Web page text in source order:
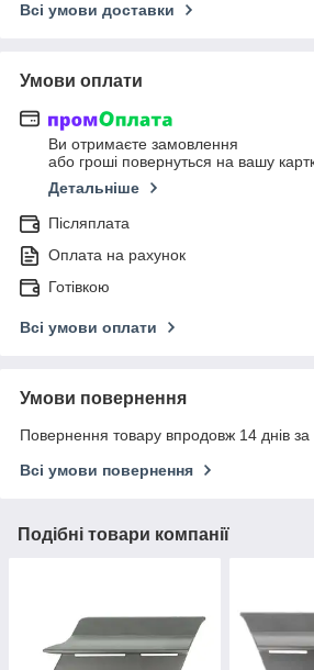
Всі умови доставки
Умови оплати
Ви отримаєте замовлення
або гроші повернуться на вашу
Детальніше
Післяплата
Оплата на рахунок
Готівкою
Всі умови оплати
Умови повернення
Повернення товару впродовж 14 днів за
Всі умови повернення
Подібні товари компанії